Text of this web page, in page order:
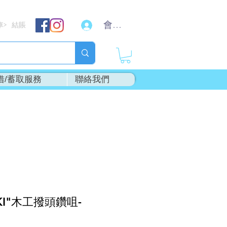
結賬 會員登入
/蓄取服務 聯絡我們
木工撥頭鑽咀-